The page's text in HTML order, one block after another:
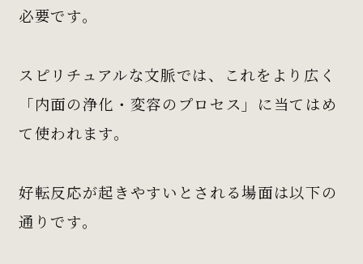
必要です。
スピリチュアルな文脈では、これをより広く
「内面の浄化・変容のプロセス」に当てはめ
て使われます。
好転反応が起きやすいとされる場面は以下の
通りです。